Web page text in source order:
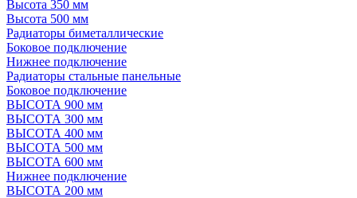
Высота 350 мм
Высота 500 мм
Радиаторы биметаллические
Боковое подключение
Нижнее подключение
Радиаторы стальные панельные
Боковое подключение
ВЫСОТА 900 мм
ВЫСОТА 300 мм
ВЫСОТА 400 мм
ВЫСОТА 500 мм
ВЫСОТА 600 мм
Нижнее подключение
ВЫСОТА 200 мм